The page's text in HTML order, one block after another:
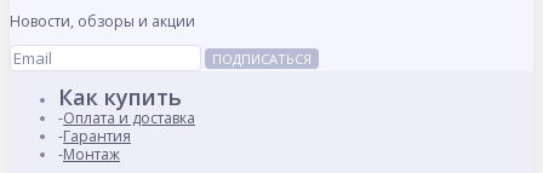
Новости, обзоры и акции
ПОДПИСАТЬСЯ
Как купить
Оплата и доставка
Гарантия
Монтаж